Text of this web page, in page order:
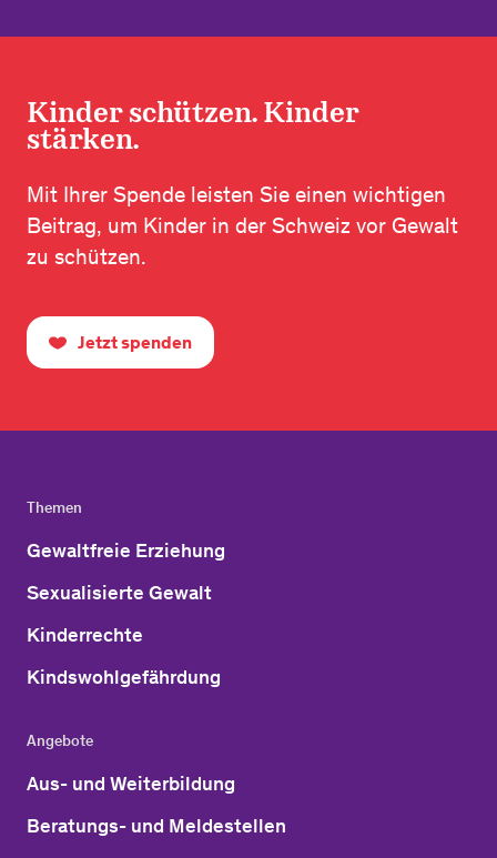
Kinder schützen. Kinder
stärken.
Mit Ihrer Spende leisten Sie einen wichtigen
Beitrag, um Kinder in der Schweiz vor Gewalt
zu schützen.
Jetzt spenden
Themen
Gewaltfreie Erziehung
Sexualisierte Gewalt
Kinderrechte
Kindswohlgefährdung
Angebote
Aus- und Weiterbildung
Beratungs- und Meldestellen